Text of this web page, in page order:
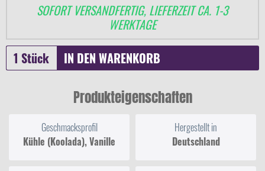
SOFORT VERSANDFERTIG, LIEFERZEIT CA. 1-3
WERKTAGE
IN DEN WARENKORB
Produkteigenschaften
Geschmacksprofil
Kühle (Koolada), Vanille
Hergestellt in
Deutschland